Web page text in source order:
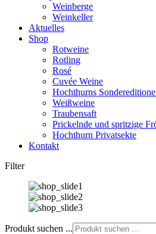
Weinberge
Weinkeller
Aktuelles
Shop
Rotweine
Rotling
Rosé
Cuvée Weine
Hochthurns
Weißweine
Traubensaft
Prickelnde und spritzige
Hochthurn Privatsekte
Kontakt
Filter
Produkt suchen ...